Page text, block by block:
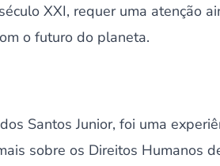
XXI, requer uma atenção
o futuro do planeta.
Santos Junior, foi uma
sobre os Direitos Humanos